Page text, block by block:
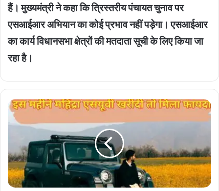
हैं। मुख्यमंत्री ने कहा कि त्रिस्तरीय पंचायत चुनाव पर
एसआईआर अभियान का कोई प्रभाव नहीं पड़ेगा। एसआईआर
का कार्य विधानसभा क्षेत्रों की मतदाता सूची के लिए किया जा
रहा है।
Offers
On
Mahindra
इस
महीने
महिंद्रा
एसयूवी